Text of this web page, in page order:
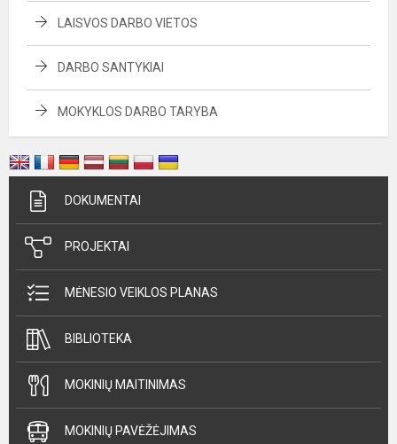
LAISVOS DARBO VIETOS
DARBO SANTYKIAI
MOKYKLOS DARBO TARYBA
DOKUMENTAI
PROJEKTAI
MĖNESIO VEIKLOS PLANAS
BIBLIOTEKA
MOKINIŲ MAITINIMAS
MOKINIŲ PAVĖŽĖJIMAS